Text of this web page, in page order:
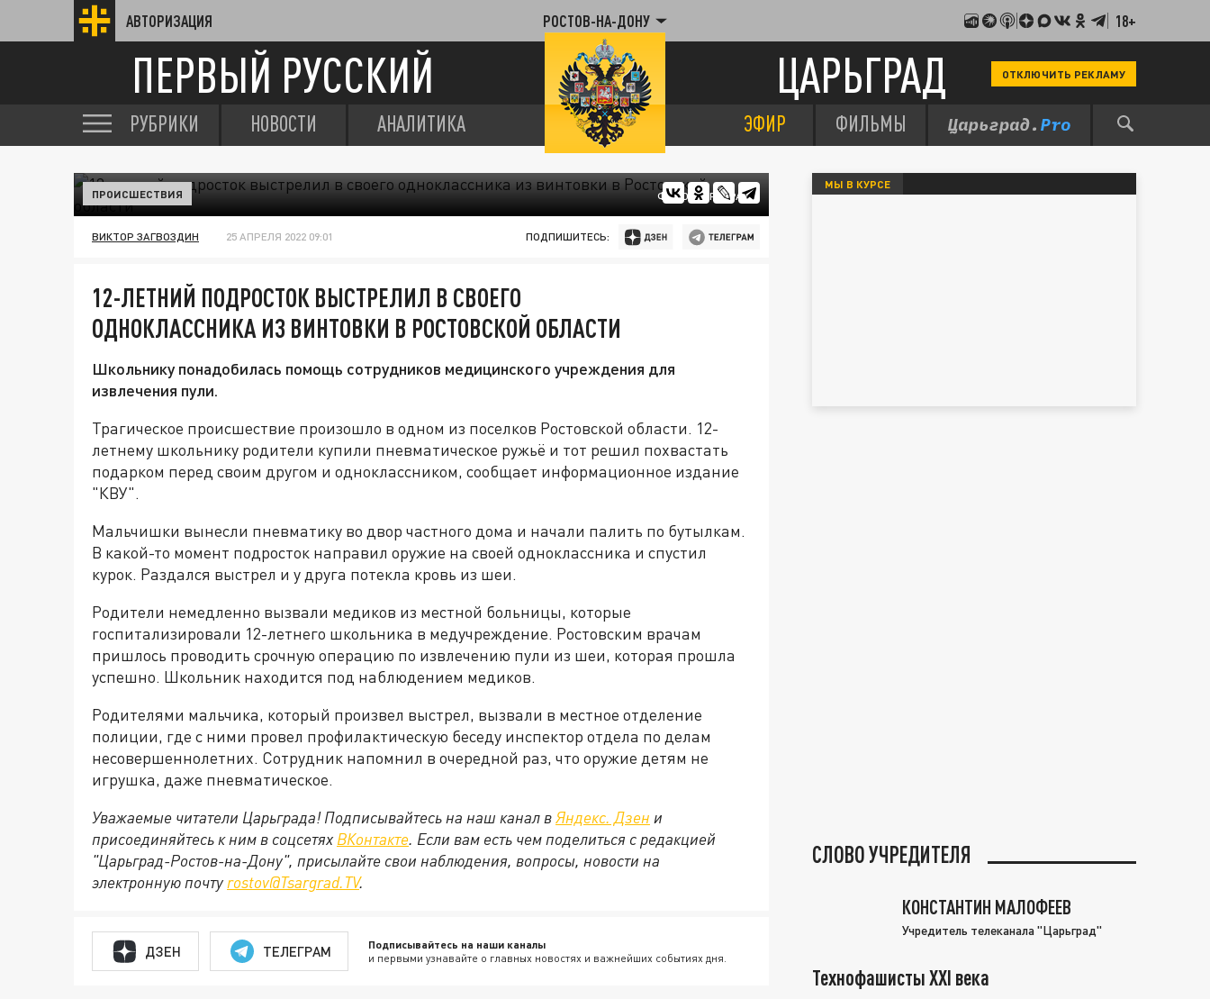
АВТОРИЗАЦИЯ РОСТОВ-НА-ДОНУ 18+
ПЕРВЫЙ РУССКИЙ ЦАРЬГРАД ОТКЛЮЧИТЬ РЕКЛАМУ
РУБРИКИ НОВОСТИ АНАЛИТИКА ЭФИР ФИЛЬМЫ
ФОТО: ЦАРЬГРАД
ПРОИСШЕСТВИЯ
ВИКТОР ЗАГВОЗДИН 25 АПРЕЛЯ 2022 09:01 ПОДПИШИТЕСЬ:
12-ЛЕТНИЙ ПОДРОСТОК ВЫСТРЕЛИЛ В СВОЕГО
ОДНОКЛАССНИКА ИЗ ВИНТОВКИ В РОСТОВСКОЙ ОБЛАСТИ
Школьнику понадобилась помощь сотрудников медицинского учреждения для
извлечения пули.
Трагическое происшествие произошло в одном из поселков Ростовской области. 12-
летнему школьнику родители купили пневматическое ружьё и тот решил похвастать
подарком перед своим другом и одноклассником, сообщает информационное издание
"КВУ".
Мальчишки вынесли пневматику во двор частного дома и начали палить по бутылкам.
В какой-то момент подросток направил оружие на своей одноклассника и спустил
курок. Раздался выстрел и у друга потекла кровь из шеи.
Родители немедленно вызвали медиков из местной больницы, которые
госпитализировали 12-летнего школьника в медучреждение. Ростовским врачам
пришлось проводить срочную операцию по извлечению пули из шеи, которая прошла
успешно. Школьник находится под наблюдением медиков.
Родителями мальчика, который произвел выстрел, вызвали в местное отделение
полиции, где с ними провел профилактическую беседу инспектор отдела по делам
несовершеннолетних. Сотрудник напомнил в очередной раз, что оружие детям не
игрушка, даже пневматическое.
Уважаемые читатели Царьграда! Подписывайтесь на наш канал вЯндекс. Дзен и
присоединяйтесь к ним в соцсетях ВКонтакте. Если вам есть чем поделиться с редакцией
"Царьград-Ростов-на-Дону", присылайте свои наблюдения, вопросы, новости на
электронную почту rostov@Tsargrad.ТV.
ДЗЕН ТЕЛЕГРАМ Подписывайтесь на наши каналы
и первыми узнавайте о главных новостях и важнейших событиях дня.
МЫ В КУРСЕ
СЛОВО УЧРЕДИТЕЛЯ
КОНСТАНТИН МАЛОФЕЕВ
Учредитель телеканала "Царьград"
Технофашисты XXI века